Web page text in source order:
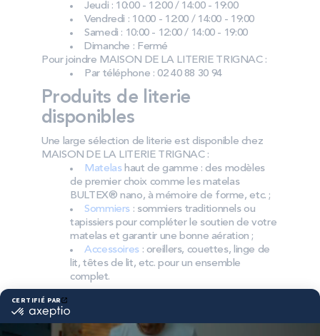
Jeudi : 10:00 - 12:00 / 14:00 - 19:00
Vendredi : 10:00 - 12:00 / 14:00 - 19:00
Samedi : 10:00 - 12:00 / 14:00 - 19:00
Dimanche : Fermé
Pour joindre MAISON DE LA LITERIE TRIGNAC :
Par téléphone : 02 40 88 30 94
Produits de literie
disponibles
Une large sélection de literie est disponible chez
MAISON DE LA LITERIE TRIGNAC :
Matelashaut de gamme : des modèles
de premier choix comme les matelas
BULTEX® nano, à mémoire de forme, etc. ;
Sommiers : sommiers traditionnels ou
tapissiers pour compléter le soutien de votre
matelas et garantir une bonne aération ;
Accessoires: oreillers, couettes, linge de
lit, têtes de lit, etc. pour un ensemble
complet.
Pourquoi choisir Bultex
comme literie ?